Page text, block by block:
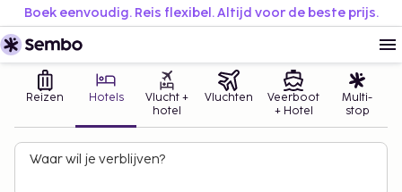
Boek eenvoudig. Reis flexibel. Altijd voor de beste prijs.
Reizen Hotels
Vlucht +
hotel
Vluchten
Veerboot
+ Hotel
Multi-
stop
Waar wil je verblijven?